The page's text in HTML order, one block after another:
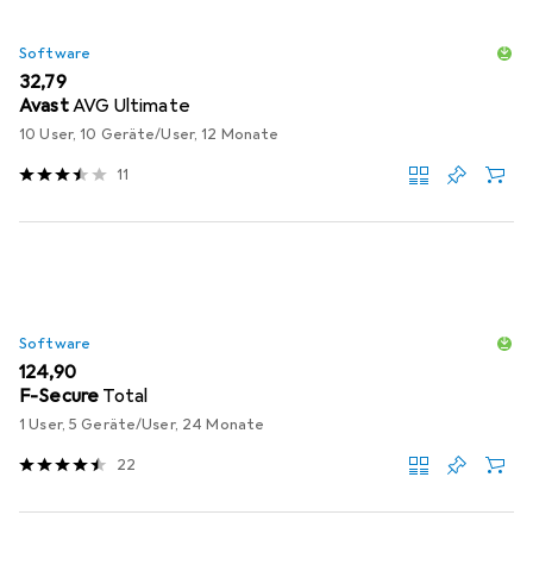
Software
EUR
32,79
AvastAVG Ultimate
10 User, 10 Geräte/User, 12 Monate
11
Software
EUR
124,90
F-Secure Total
1 User, 5 Geräte/User, 24 Monate
22